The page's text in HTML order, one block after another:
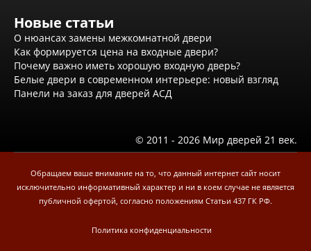
Новые статьи
О нюансах замены межкомнатной двери
Как формируется цена на входные двери?
Почему важно иметь хорошую входную дверь?
Белые двери в современном интерьере: новый взгляд
Панели на заказ для дверей АСД
© 2011 - 2026 Мир дверей 21 век.
Обращаем ваше внимание на то, что данный интернет сайт носит
исключительно информативный характер и ни в коем случае не является
публичной офертой, согласно положениям Статьи 437 ГК РФ.
Политика конфиденциальности